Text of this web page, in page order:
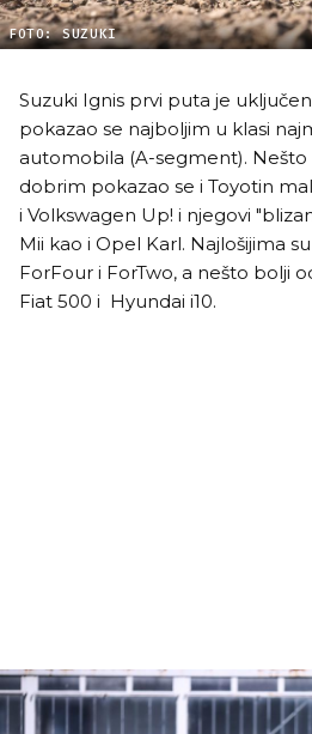
FOTO: SUZUKI
Suzuki Ignis prvi puta je
pokazao se najboljim u klasi
automobila (A-segment). Nešto
dobrim pokazao se i Toyotin
i Volkswagen Up! i njegovi
Mii kao i Opel Karl. Najlošijima
ForFour i ForTwo, a nešto bolji
Fiat 500 i Hyundai i10.